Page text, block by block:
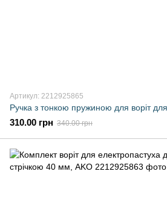
Артикул: 2212925865
Ручка з тонкою пружиною для воріт
310.00 грн 340.00 грн